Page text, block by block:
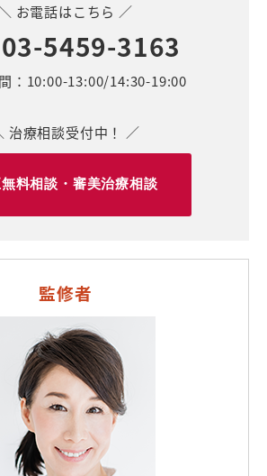
お電話はこちら ／
03-5459-3163
：10:00-13:00/14:30-19:00
治療相談受付中！ ／
料相談・審美治療相談
監修者